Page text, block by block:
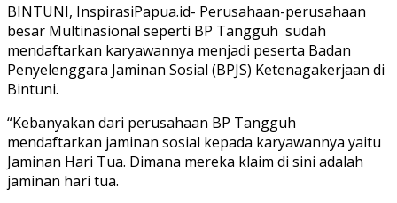
BINTUNI, InspirasiPapua.id- Perusahaan-perusahaan
besar Multinasional seperti BP Tangguh sudah
mendaftarkan karyawannya menjadi peserta Badan
Penyelenggara Jaminan Sosial (BPJS) Ketenagakerjaan di
Bintuni.
“Kebanyakan dari perusahaan BP Tangguh
mendaftarkan jaminan sosial kepada karyawannya yaitu
Jaminan Hari Tua. Dimana mereka klaim di sini adalah
jaminan hari tua.